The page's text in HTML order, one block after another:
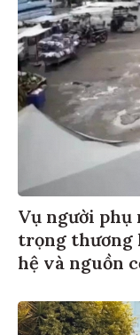
Vụ người phụ
trọng thương
hệ và nguồn